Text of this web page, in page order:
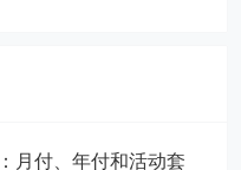
月付、年付和活动套